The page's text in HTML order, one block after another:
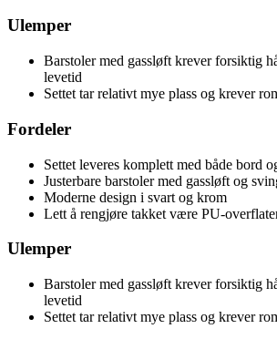
Ulemper
Barstoler med gassløft krever forsiktig
levetid
Settet tar relativt mye plass og krever
Fordeler
Settet leveres komplett med både bord
Justerbare barstoler med gassløft og
Moderne design i svart og krom
Lett å rengjøre takket være PU-
Ulemper
Barstoler med gassløft krever forsiktig
levetid
Settet tar relativt mye plass og krever